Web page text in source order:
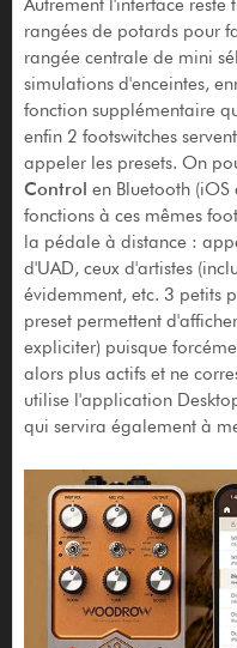
Autrement l'interface reste
rangées de potards pour
rangée centrale de mini
simulations d'enceintes,
fonction supplémentaire
enfin 2 footswitches
appeler les presets. On
Control en Bluetooth
fonctions à ces mêmes
la pédale à distance :
d'UAD, ceux d'artistes
évidemment, etc. 3 petits
preset permettent
expliciter) puisque
alors plus actifs et ne
utilise l'application
qui servira également à